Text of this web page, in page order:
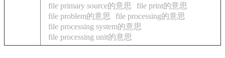
file primary source的意思
file print的意思
file problem的意思
file processing的意思
file processing system的意思
file processing unit的意思